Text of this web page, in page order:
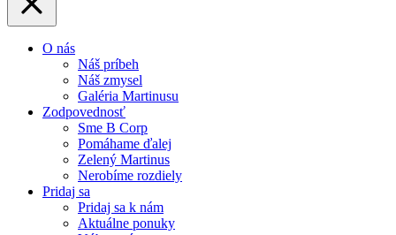
O nás
Náš príbeh
Náš zmysel
Galéria Martinusu
Zodpovednosť
Sme B Corp
Pomáhame ďalej
Zelený Martinus
Nerobíme rozdiely
Pridaj sa
Pridaj sa k nám
Aktuálne ponuky